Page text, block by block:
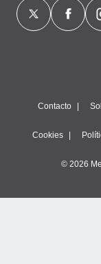
Contacto
Cookies
© 2026